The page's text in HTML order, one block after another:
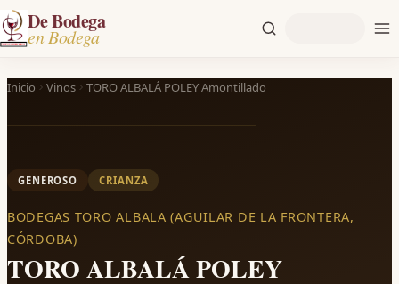
De Bodega
en Bodega
Inicio Vinos TORO ALBALÁ POLEY Amontillado
GENEROSO CRIANZA
BODEGAS TORO ALBALA (AGUILAR DE LA FRONTERA,
CÓRDOBA)
TORO ALBALÁ POLEY